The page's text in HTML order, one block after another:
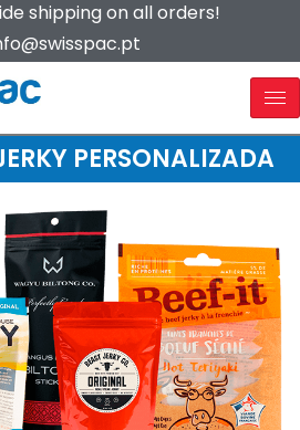
shipping on all orders!
PERSONALIZADA